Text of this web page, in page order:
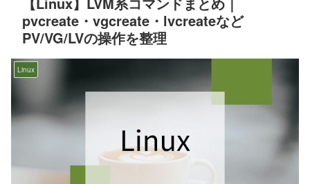
pvcreate・vgcreate・lvcreateなど
PV/VG/LVの操作を整理
Linux